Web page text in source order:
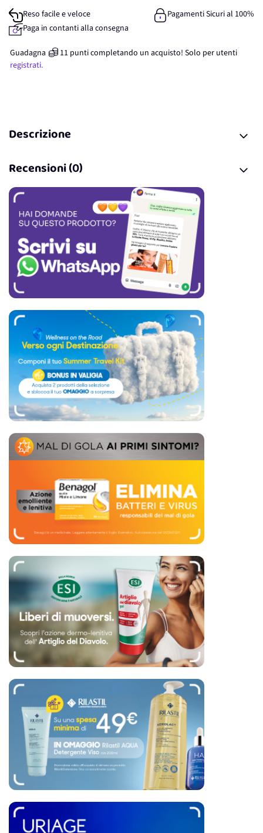
Reso facile e veloce
Pagamenti Sicuri al 100%
Paga in contanti alla consegna
Guadagna 11 punticompletando un acquisto! Solo per utenti
registrati.
Descrizione
Recensioni (0)